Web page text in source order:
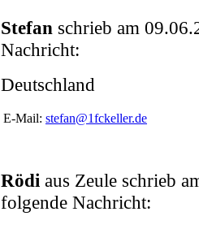
Stefan schrieb am
Nachricht:
Deutschland
E-Mail: stefan@1fckeller.de
Rödi aus Zeule schrieb
folgende Nachricht: